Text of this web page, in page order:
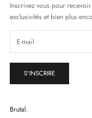
Inscrivez vous pour
exclusivités et bien plus
S'INSCRIRE
Brutal.